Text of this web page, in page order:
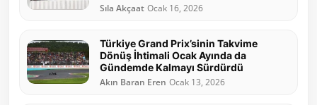
Sıla Akçaat Ocak 16, 2026
Türkiye Grand Prix’sinin Takvime
Dönüş İhtimali Ocak Ayında da
Gündemde Kalmayı Sürdürdü
Akın Baran Eren Ocak 13, 2026